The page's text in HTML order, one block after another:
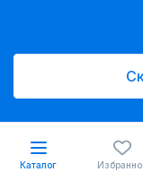
Каталог